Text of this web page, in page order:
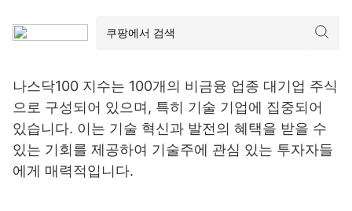
나스닥100 지수는 100개의 비금융 업종 대기업 주식
으로 구성되어 있으며, 특히 기술 기업에 집중되어
있습니다. 이는 기술 혁신과 발전의 혜택을 받을 수
있는 기회를 제공하여 기술주에 관심 있는 투자자들
에게 매력적입니다.